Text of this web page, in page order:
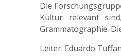
Die
Kultur relevant
Grammatographie.
Leiter: Eduardo